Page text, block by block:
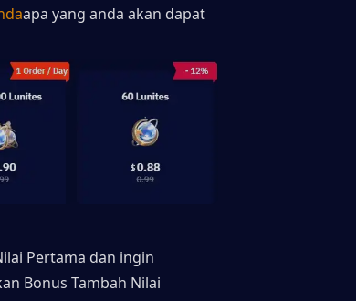
apa yang anda akan dapat
Pertama dan ingin
Bonus Tambah Nilai